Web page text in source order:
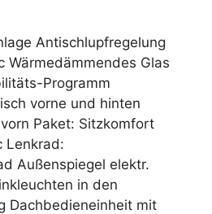
Antischlupfregelung
Wärmedämmendes Glas
Programm
vorne und hinten
Paket: Sitzkomfort
Lenkrad:
Außenspiegel elektr.
in den
Dachbedieneinheit mit